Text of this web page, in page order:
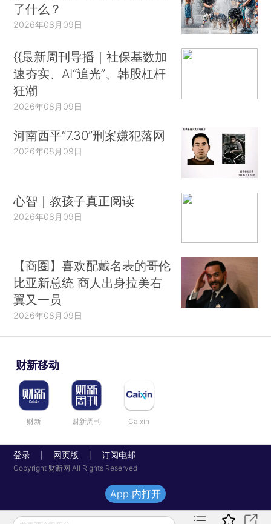
了什么？
2026年08月09日
{{最新周刊导播｜社保基数加
速夯实、AI“追光”、韩股杠杆
狂潮
2026年08月09日
河南西平“7.30”刑案嫌犯落网
2026年08月09日
心智｜教孩子真正阅读
2026年08月09日
【商圈】喜欢配戴名表的哥伦
比亚新总统 商人出身拉美右
翼又一员
2026年08月09日
财新移动
财新 财新周刊 Caixin
登录 网页版 订阅电邮
Copyright 财新网 All Rights Reserved
App 内打开